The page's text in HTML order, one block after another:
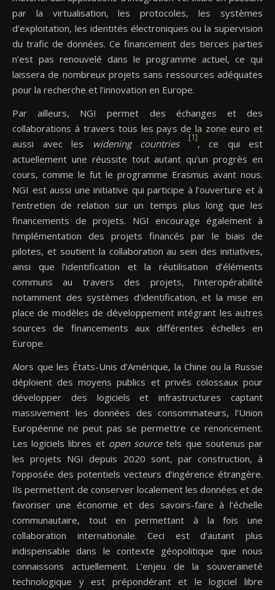
par la virtualisation, les protocoles, les systèmes
d’exploitation, les identités électroniques ou la supervision
du trafic de données. Ce financement des tierces parties
n’est pas renouvelé dans le programme actuel, ce qui
laissera de nombreux projets sans ressources adéquates
pour la recherche et l’innovation en Europe.
Par ailleurs, NGI permet des échanges et des
collaborations à travers tous les pays de la zone euro et
aussi avec les
widening countries
[1]
, ce qui est
actuellement une réussite tout autant qu’un progrès en
cours, comme le fut le programme Erasmus avant nous.
NGI est aussi une initiative qui participe à l’ouverture et à
l’entretien de relation sur un temps plus long que les
financements de projets. NGI encourage également à
l’implémentation des projets financés par le biais de
pilotes, et soutient la collaboration au sein des initiatives,
ainsi que l’identification et la réutilisation d’éléments
communs au travers des projets, l’interopérabilité
notamment des systèmes d’identification, et la mise en
place de modèles de développement intégrant les autres
sources de financements aux différentes échelles en
Europe.
Alors que les États-Unis d’Amérique, la Chine ou la Russie
déploient des moyens publics et privés colossaux pour
développer des logiciels et infrastructures captant
massivement les données des consommateurs, l’Union
Européenne ne peut pas se permettre ce renoncement.
Les logiciels libres et open sourcetels que soutenus par
les projets NGI depuis 2020 sont, par construction, à
l’opposée des potentiels vecteurs d’ingérence étrangère.
Ils permettent de conserver localement les données et de
favoriser une économie et des savoirs-faire à l’échelle
communautaire, tout en permettant à la fois une
collaboration internationale. Ceci est d’autant plus
indispensable dans le contexte géopolitique que nous
connaissons actuellement. L’enjeu de la souveraineté
technologique y est prépondérant et le logiciel libre